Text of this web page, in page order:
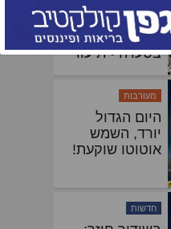
גואל": ברכת
מזל טוב, מזל
טוב!
גן ישראל
קעמפ אורו של
משיח: 'מלחמת
ופרצת' פרצה
מעורבות